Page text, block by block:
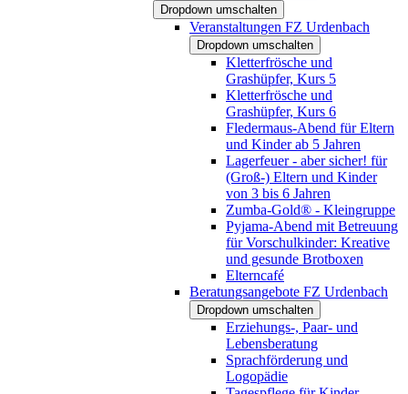
Dropdown umschalten
Veranstaltungen FZ Urdenbach
Dropdown umschalten
Kletterfrösche und
Grashüpfer, Kurs 5
Kletterfrösche und
Grashüpfer, Kurs 6
Fledermaus-Abend für Eltern
und Kinder ab 5 Jahren
Lagerfeuer - aber sicher! für
(Groß-) Eltern und Kinder
von 3 bis 6 Jahren
Zumba-Gold® - Kleingruppe
Pyjama-Abend mit Betreuung
für Vorschulkinder: Kreative
und gesunde Brotboxen
Elterncafé
Beratungsangebote FZ Urdenbach
Dropdown umschalten
Erziehungs-, Paar- und
Lebensberatung
Sprachförderung und
Logopädie